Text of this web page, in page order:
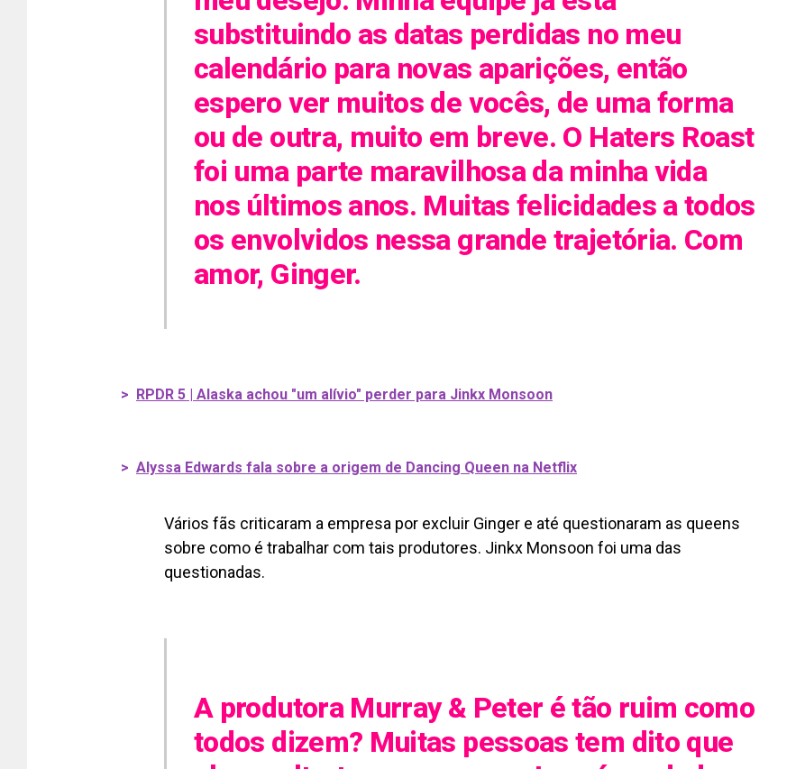
substituindo as datas perdidas no meu
calendário para novas aparições, então
espero ver muitos de vocês, de uma forma
ou de outra, muito em breve. O Haters Roast
foi uma parte maravilhosa da minha vida
nos últimos anos. Muitas felicidades a todos
os envolvidos nessa grande trajetória. Com
amor, Ginger.
> RPDR 5 | Alaska achou "um alívio" perder para Jinkx Monsoon
> Alyssa Edwards fala sobre a origem de Dancing Queen na Netflix
Vários fãs criticaram a empresa por excluir Ginger e até questionaram as queens
sobre como é trabalhar com tais produtores. Jinkx Monsoon foi uma das
questionadas.
A produtora Murray & Peter é tão ruim como
todos dizem? Muitas pessoas tem dito que